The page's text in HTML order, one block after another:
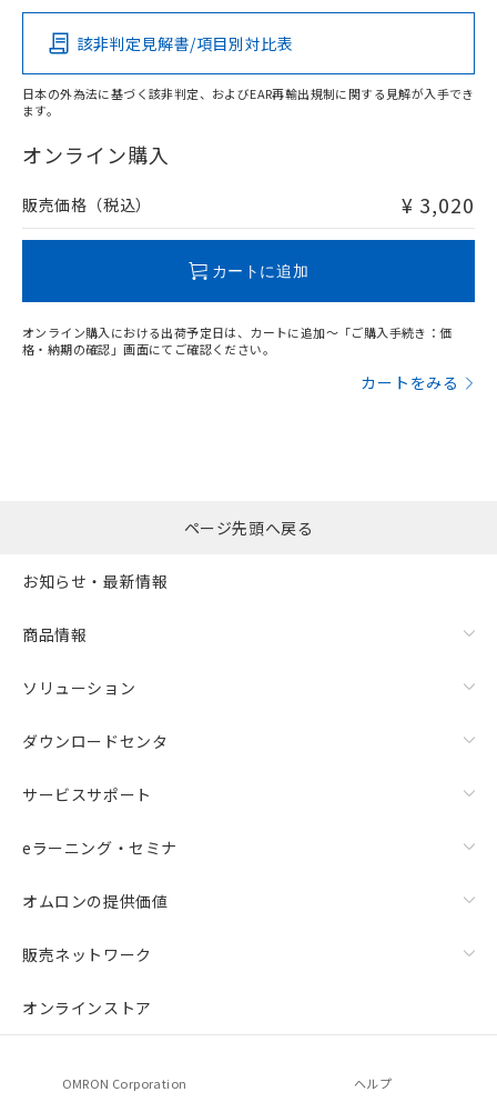
O
在庫等で未対応品が混在する可能性があります。
問い合わせください。
該非判定見解書/項目別対比表
日本の外為法に基づく該非判定、およびEAR再輸出規制に関する見解が入手でき
ます。
オンライン購入
販売価格（税込） ¥ 3,020
カートに追加
オンライン購入における出荷予定日は、カートに追加～「ご購入手続き：価
格・納期の確認」画面にてご確認ください。
カートをみる
ページ先頭へ戻る
お知らせ・最新情報
商品情報
ソリューション
ダウンロードセンタ
サービスサポート
eラーニング・セミナ
オムロンの提供価値
販売ネットワーク
オンラインストア
OMRON Corporation ヘルプ